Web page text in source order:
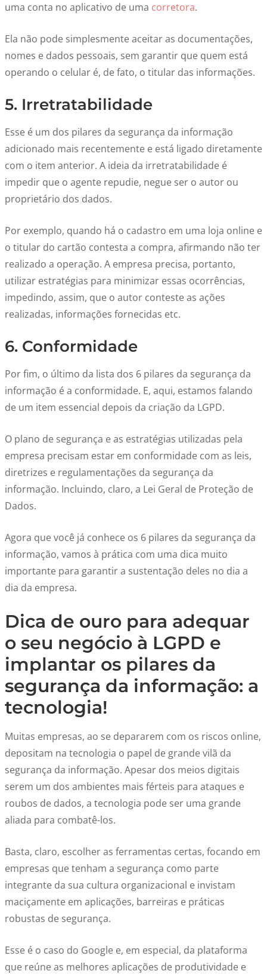
uma conta no aplicativo de uma corretora.
Ela não pode simplesmente aceitar as documentações,
nomes e dados pessoais, sem garantir que quem está
operando o celular é, de fato, o titular das informações.
5. Irretratabilidade
Esse é um dos pilares da segurança da informação
adicionado mais recentemente e está ligado diretamente
com o item anterior. A ideia da irretratabilidade é
impedir que o agente repudie, negue ser o autor ou
proprietário dos dados.
Por exemplo, quando há o cadastro em uma loja online e
o titular do cartão contesta a compra, afirmando não ter
realizado a operação. A empresa precisa, portanto,
utilizar estratégias para minimizar essas ocorrências,
impedindo, assim, que o autor conteste as ações
realizadas, informações fornecidas etc.
6. Conformidade
Por fim, o último da lista dos 6 pilares da segurança da
informação é a conformidade. E, aqui, estamos falando
de um item essencial depois da criação da LGPD.
O plano de segurança e as estratégias utilizadas pela
empresa precisam estar em conformidade com as leis,
diretrizes e regulamentações da segurança da
informação. Incluindo, claro, a Lei Geral de Proteção de
Dados.
Agora que você já conhece os 6 pilares da segurança da
informação, vamos à prática com uma dica muito
importante para garantir a sustentação deles no dia a
dia da empresa.
Dica de ouro para adequar
o seu negócio à LGPD e
implantar os pilares da
segurança da informação: a
tecnologia!
Muitas empresas, ao se depararem com os riscos online,
depositam na tecnologia o papel de grande vilã da
segurança da informação. Apesar dos meios digitais
serem um dos ambientes mais férteis para ataques e
roubos de dados, a tecnologia pode ser uma grande
aliada para combatê-los.
Basta, claro, escolher as ferramentas certas, focando em
empresas que tenham a segurança como parte
integrante da sua cultura organizacional e invistam
maciçamente em aplicações, barreiras e práticas
robustas de segurança.
Esse é o caso do Google e, em especial, da plataforma
que reúne as melhores aplicações de produtividade e